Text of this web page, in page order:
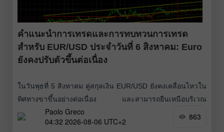
คำแนะนำการเทรดและการทบทวนการเทรด
สำหรับ EUR/USD ประจำวันที่ 6 สิงหาคม: Euro
ยังคงปรับตัวขึ้นต่อเนื่อง
ในวันพุธที่ 5 สิงหาคม คู่สกุลเงิน EUR/USD ยังคงเคลื่อนไหวใน
ทิศทางขาขึ้นอย่างต่อเนื่อง และสามารถยืนเหนือบริเวณ
1.1536–1.1542 ได้อย่างมั่นคง ดังนั้นตามที่เราได้คาดการณ์ไว้
การแข็งค่าของสกุลเงินยุโรปจึงยังคงดำเนินต่อไป และประเด็น
Paolo Greco
04:32 2026-08-06 UTC+2
863